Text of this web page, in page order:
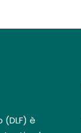
(DLF) è